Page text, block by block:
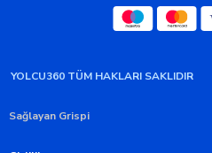
YOLCU360 TÜM HAKLARI SAKLIDIR
Sağlayan Grispi